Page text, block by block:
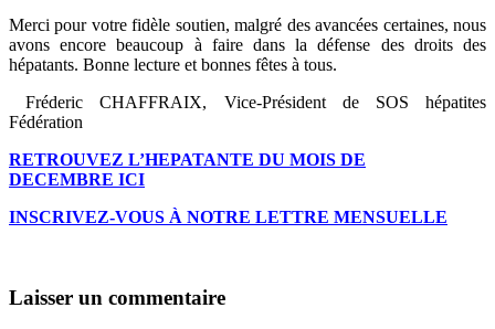
Merci pour votre fidèle soutien, malgré des avancées certaines, nous
avons encore beaucoup à faire dans la défense des droits des
hépatants. Bonne lecture et bonnes fêtes à tous.
Fréderic
CHAFFRAIX, Vice-Président de SOS hépatites
Fédération
RETROUVEZ L’HEPATANTE DU MOIS DE
DECEMBRE ICI
INSCRIVEZ-VOUS À NOTRE LETTRE MENSUELLE
Laisser un commentaire